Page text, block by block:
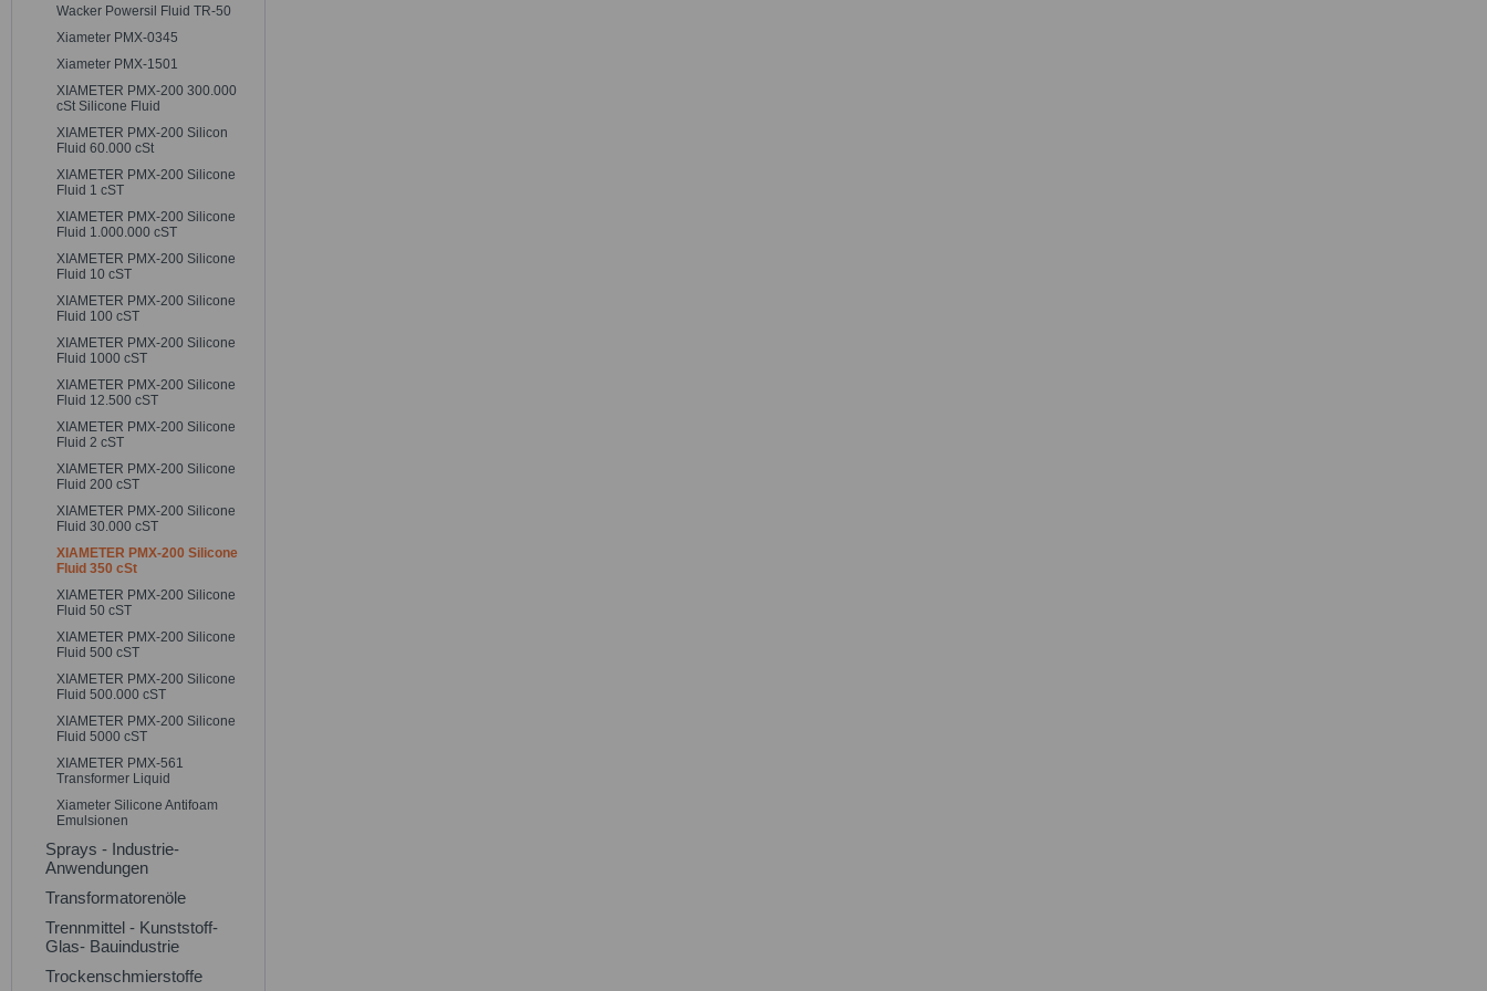
Wacker Powersil Fluid TR-50
Xiameter PMX-0345
Xiameter PMX-1501
XIAMETER PMX-200 300.000
cSt Silicone Fluid
XIAMETER PMX-200 Silicon
Fluid 60.000 cSt
XIAMETER PMX-200 Silicone
Fluid 1 cST
XIAMETER PMX-200 Silicone
Fluid 1.000.000 cST
XIAMETER PMX-200 Silicone
Fluid 10 cST
XIAMETER PMX-200 Silicone
Fluid 100 cST
XIAMETER PMX-200 Silicone
Fluid 1000 cST
XIAMETER PMX-200 Silicone
Fluid 12.500 cST
XIAMETER PMX-200 Silicone
Fluid 2 cST
XIAMETER PMX-200 Silicone
Fluid 200 cST
XIAMETER PMX-200 Silicone
Fluid 30.000 cST
XIAMETER PMX-200 Silicone
Fluid 350 cSt
XIAMETER PMX-200 Silicone
Fluid 50 cST
XIAMETER PMX-200 Silicone
Fluid 500 cST
XIAMETER PMX-200 Silicone
Fluid 500.000 cST
XIAMETER PMX-200 Silicone
Fluid 5000 cST
XIAMETER PMX-561
Transformer Liquid
Xiameter Silicone Antifoam
Emulsionen
Sprays - Industrie-
Anwendungen
Transformatorenöle
Trennmittel - Kunststoff-
Glas- Bauindustrie
Trockenschmierstoffe